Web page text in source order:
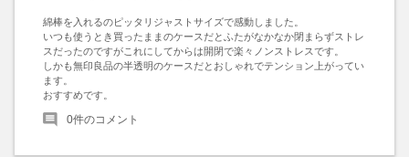
綿棒を入れるのピッタリジャストサイズで感動しました。
いつも使うとき買ったままのケースだとふたがなかなか閉まらずストレ
スだったのですがこれにしてからは開閉で楽々ノンストレスです。
しかも無印良品の半透明のケースだとおしゃれでテンション上がってい
ます。
おすすめです。
0件のコメント